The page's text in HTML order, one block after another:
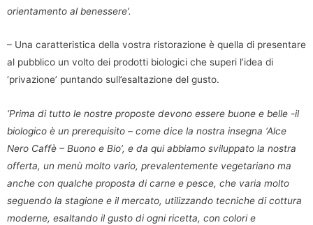
orientamento al benessere’.
– Una caratteristica della vostra ristorazione è quella di presentare
al pubblico un volto dei prodotti biologici che superi l’idea di
‘privazione’ puntando sull’esaltazione del gusto.
‘Prima di tutto le nostre proposte devono essere buone e belle -il
biologico è un prerequisito – come dice la nostra insegna ‘Alce
Nero Caffè – Buono e Bio’, e da qui abbiamo sviluppato la nostra
offerta, un menù molto vario, prevalentemente vegetariano ma
anche con qualche proposta di carne e pesce, che varia molto
seguendo la stagione e il mercato, utilizzando tecniche di cottura
moderne, esaltando il gusto di ogni ricetta, con colori e